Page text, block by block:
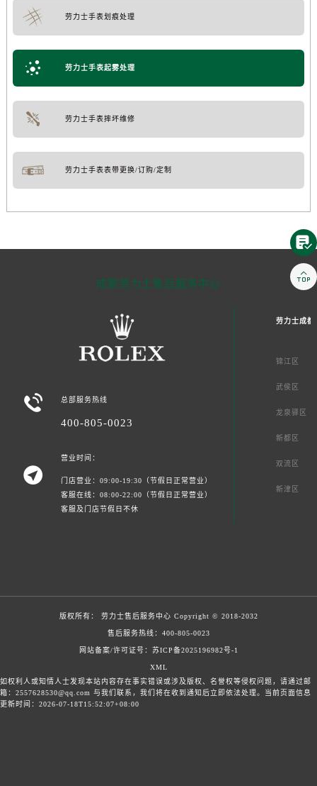
劳力士手表划痕处理
劳力士手表起雾处理
劳力士手表摔坏维修
劳力士手表表带更换/订购/定制
成都劳力士售后服务中心
 总部服务热线
400-805-0023

营业时间：
门店营业：09:00-19:30（节假日正常营业）
客服在线：08:00-22:00（节假日正常营业）
客服及门店节假日不休
劳力士成都
锦江区
武侯区
龙泉驿区
新都区
双流区
新津区
版权所有： 劳力士售后服务中心 Copyright © 2018-2032
售后服务热线： 400-805-0023
网站备案/许可证号：苏ICP备2025196982号-1
XML
如权利人或知情人士发现本站内容存在事实错误或涉及版权、名誉权等侵权问题，请通过邮
箱：2557628530@qq.com 与我们联系，我们将在收到通知后立即依法处理。当前页面信息
更新时间：2026-07-18T15:52:07+08:00

